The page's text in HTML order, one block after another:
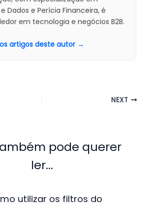
Dados e Perícia Financeira, é
em tecnologia e negócios B2B.
artigos deste autor →
NEXT
pode querer
ler...
utilizar os filtros do